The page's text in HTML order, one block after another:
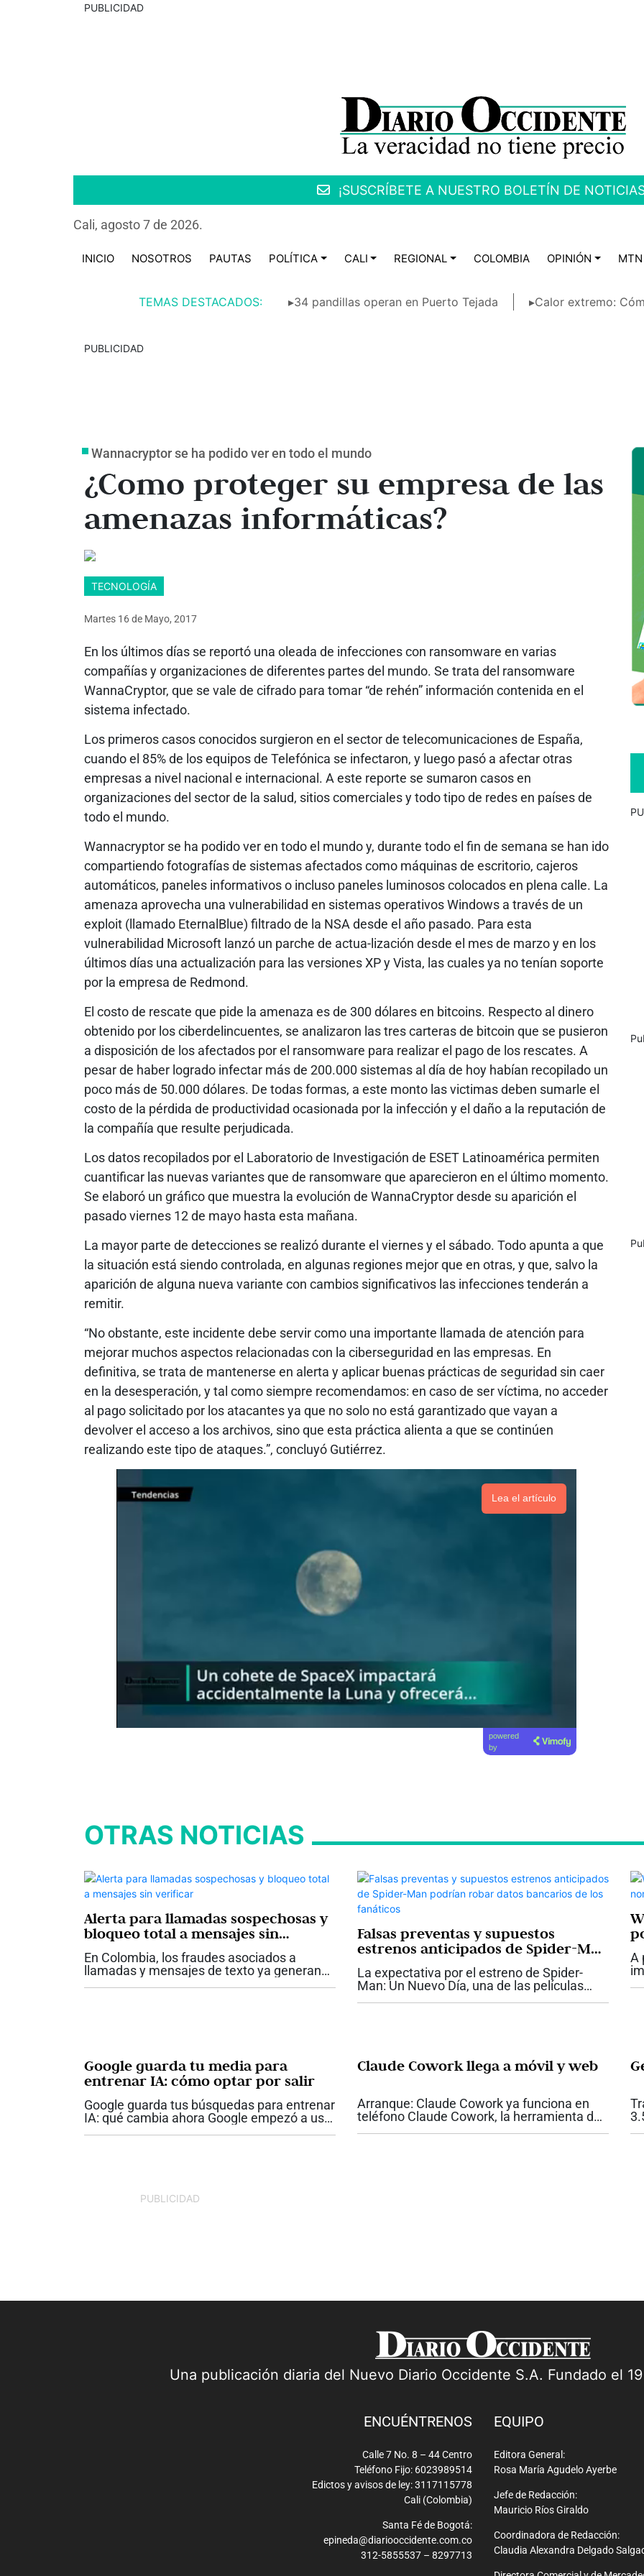
PUBLICIDAD
¡SUSCRÍBETE A NUESTRO BOLETÍN DE
Cali, agosto 7 de 2026.
INICIO NOSOTROS PAUTAS POLÍTICA CALI REGIONAL COLOMBIA OPINIÓN MTN
TEMAS DESTACADOS: ▸34 pandillas operan en Puerto Tejada ▸Calor extremo:
PUBLICIDAD
Wannacryptor se ha podido ver en todo el mundo
¿Como proteger su empresa de las
amenazas informáticas?
TECNOLOGÍA
Martes 16de Mayo, 2017
En los últimos días se reportó una oleada de infecciones con ransomware en varias
compañías y organizaciones de diferentes partes del mundo. Se trata del ransomware
WannaCryptor, que se vale de cifrado para tomar “de rehén” información contenida en el
sistema infectado.
Los primeros casos conocidos surgieron en el sector de telecomunicaciones de España,
cuando el 85% de los equipos de Telefónica se infectaron, y luego pasó a afectar otras
empresas a nivel nacional e internacional. A este reporte se sumaron casos en
organizaciones del sector de la salud, sitios comerciales y todo tipo de redes en países de
todo el mundo.
Wannacryptor se ha podido ver en todo el mundo y, durante todo el fin de semana se han ido
compartiendo fotografías de sistemas afectados como máquinas de escritorio, cajeros
automáticos, paneles informativos o incluso paneles luminosos colocados en plena calle. La
amenaza aprovecha una vulnerabilidad en sistemas operativos Windows a través de un
exploit (llamado EternalBlue) filtrado de la NSA desde el año pasado. Para esta
vulnerabilidad Microsoft lanzó un parche de actua-lización desde el mes de marzo y en los
últimos días una actualización para las versiones XP y Vista, las cuales ya no tenían soporte
por la empresa de Redmond.
El costo de rescate que pide la amenaza es de 300 dólares en bitcoins. Respecto al dinero
obtenido por los ciberdelincuentes, se analizaron las tres carteras de bitcoin que se pusieron
a disposición de los afectados por el ransomware para realizar el pago de los rescates. A
pesar de haber logrado infectar más de 200.000 sistemas al día de hoy habían recopilado un
poco más de 50.000 dólares. De todas formas, a este monto las victimas deben sumarle el
costo de la pérdida de productividad ocasionada por la infección y el daño a la reputación de
la compañía que resulte perjudicada.
Los datos recopilados por el Laboratorio de Investigación de ESET Latinoamérica permiten
cuantificar las nuevas variantes que de ransomware que aparecieron en el último momento.
Se elaboró un gráfico que muestra la evolución de WannaCryptor desde su aparición el
pasado viernes 12 de mayo hasta esta mañana.
La mayor parte de detecciones se realizó durante el viernes y el sábado. Todo apunta a que
la situación está siendo controlada, en algunas regiones mejor que en otras, y que, salvo la
aparición de alguna nueva variante con cambios significativos las infecciones tenderán a
remitir.
“No obstante, este incidente debe servir como una importante llamada de atención para
mejorar muchos aspectos relacionadas con la ciberseguridad en las empresas. En
definitiva, se trata de mantenerse en alerta y aplicar buenas prácticas de seguridad sin caer
en la desesperación, y tal como siempre recomendamos: en caso de ser víctima, no acceder
al pago solicitado por los atacantes ya que no solo no está garantizado que vayan a
devolver el acceso a los archivos, sino que esta práctica alienta a que se continúen
realizando este tipo de ataques.”, concluyó Gutiérrez.
Lea el artículo
powered
by
OTRAS NOTICIAS
Alerta para llamadas sospechosas y
bloqueo total a mensajes sin
verificar
En Colombia, los fraudes asociados a
llamadas y mensajes de texto ya generan
Falsas preventas y supuestos
estrenos anticipados de Spider-Man
podrían robar datos bancarios de
los fanáticos
La expectativa por el estreno de Spider-
Man: Un Nuevo Día, una de las películas
A
Google guarda tu media para
entrenar IA: cómo optar por salir
Google guarda tus búsquedas para entrenar
IA: qué cambia ahora Google empezó a usar
Claude Cowork llega a móvil y web
Arranque: Claude Cowork ya funciona en
teléfono Claude Cowork, la herramienta de
PUBLICIDAD
Una publicación diaria del Nuevo Diario Occidente S.A. Fundado el
ENCUÉNTRENOS
Calle 7 No. 8 – 44 Centro
Teléfono Fijo: 6023989514
Edictos y avisos de ley: 3117115778
Cali (Colombia)
Santa Fé de Bogotá:
epineda@diariooccidente.com.co
312-5855537 – 8297713
EQUIPO
Editora General:
Rosa María Agudelo Ayerbe
Jefe de Redacción:
Mauricio Ríos Giraldo
Coordinadora de Redacción:
Claudia Alexandra Delgado